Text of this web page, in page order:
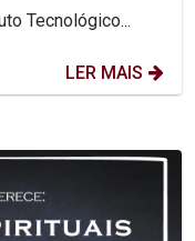
Tecnológico...
LER MAIS